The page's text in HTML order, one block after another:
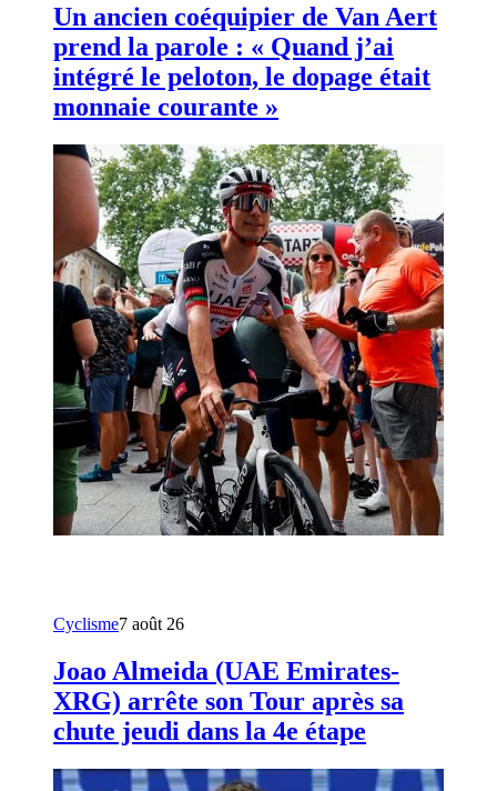
Un ancien coéquipier de Van Aert
prend la parole : « Quand j’ai
intégré le peloton, le dopage était
monnaie courante »
Cyclisme7 août 26
Joao Almeida (UAE Emirates-
XRG) arrête son Tour après sa
chute jeudi dans la 4e étape